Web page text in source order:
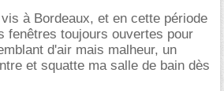
à Bordeaux, et en cette période
fenêtres toujours ouvertes pour
d'air mais malheur, un
et squatte ma salle de bain dès